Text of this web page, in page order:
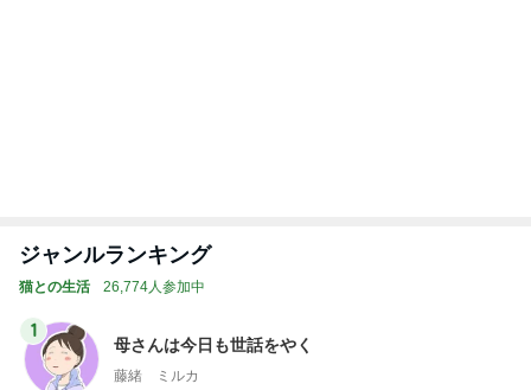
ジャンルランキング
猫との生活 26,774人参加中
1
母さんは今日も世話をやく
藤緒 ミルカ